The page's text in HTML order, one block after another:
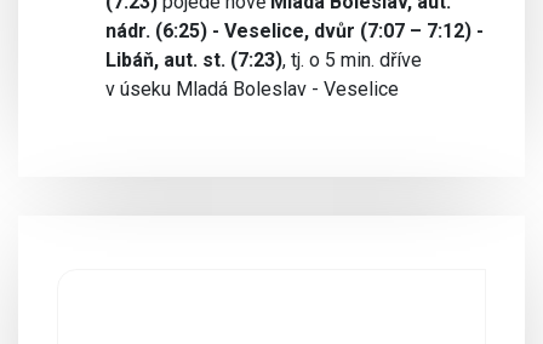
nádr. (6:25) - Veselice, dvůr (7:07 – 7:12) -
Libáň, aut. st. (7:23), tj. o 5 min. dříve
v úseku Mladá Boleslav - Veselice